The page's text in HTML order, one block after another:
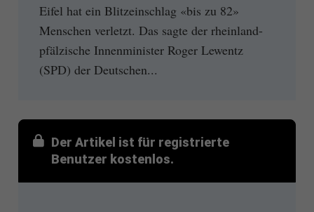
Eifel hat ein Blitzeinschlag «bis zu 82»
Menschen verletzt. Das sagte der rheinland-
pfälzische Innenminister Roger Lewentz
(SPD) der Deutschen...
Der Artikel ist für registrierte
Benutzer kostenlos.